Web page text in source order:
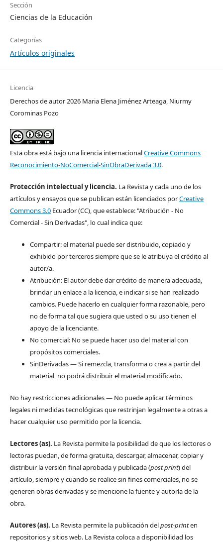
Sección
Ciencias de la Educación
Categorías
Artículos originales
Licencia
Derechos de autor 2026 Maria Elena Jiménez Arteaga, Niurmy
Corominas Pozo
Esta obra está bajo una licencia internacionalCreative Commons
Reconocimiento-NoComercial-SinObraDerivada 3.0.
Protección intelectual y licencia. La Revista y cada uno de los
artículos y ensayos que se publican están licenciados porCreative
Commons 3.0Ecuador (CC), que establece: "Atribución - No
Comercial - Sin Derivadas", lo cual indica que:
Compartir: el material puede ser distribuido, copiado y
exhibido por terceros siempre que se le atribuya el crédito al
autor/a.
Atribución: El autor debe dar crédito de manera adecuada,
brindar un enlace a la licencia, e indicar si se han realizado
cambios. Puede hacerlo en cualquier forma razonable, pero
no de forma tal que sugiera que usted o su uso tienen el
apoyo de la licenciante.
No comercial: No se puede hacer uso del material con
propósitos comerciales.
SinDerivadas — Si remezcla, transforma o crea a partir del
material, no podrá distribuir el material modificado.
No hay restricciones adicionales — No puede aplicar términos
legales ni medidas tecnológicas que restrinjan legalmente a otras a
hacer cualquier uso permitido por la licencia.
Lectores (as). La Revista permite la posibilidad de que los lectores o
lectoras puedan, de forma gratuita, descargar, almacenar, copiar y
distribuir la versión final aprobada y publicada (post print) del
artículo, siempre y cuando se realice sin fines comerciales, no se
generen obras derivadas y se mencione la fuente y autoría de la
obra.
Autores (as). La Revista permite la publicación delpost-printen
repositorios y sitios web. La Revista coloca a disponibilidad los